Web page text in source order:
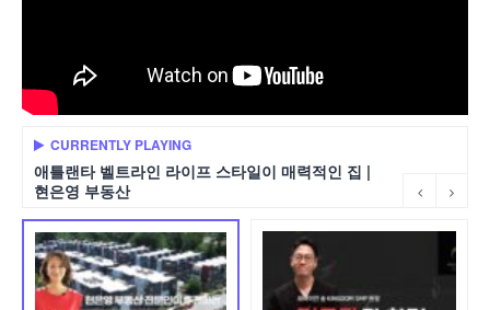
CURRENTLY PLAYING
애틀랜타 벨트라인 라이프 스타일이 매력적인 집 |
현은영 부동산